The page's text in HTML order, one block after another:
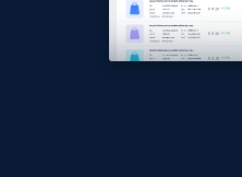
Amazon products